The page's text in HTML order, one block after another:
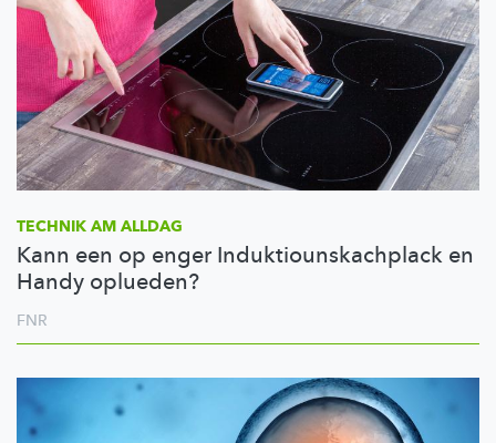
TECHNIK AM ALLDAG
Kann een op enger Induktiounskachplack en
Handy oplueden?
FNR